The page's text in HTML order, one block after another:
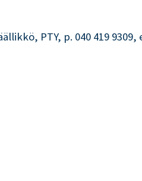
PTY, p. 040 419